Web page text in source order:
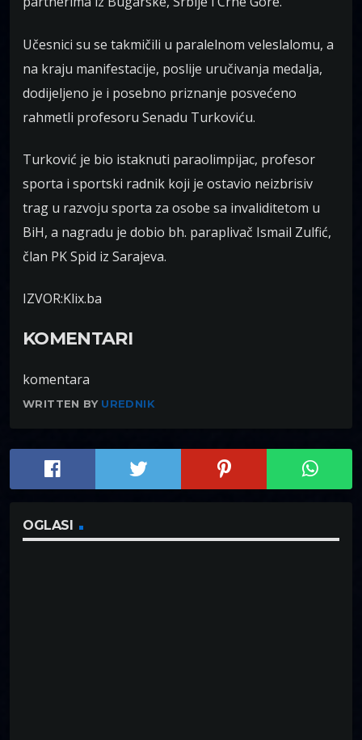
Učesnici su se takmičili u paralelnom veleslalomu, a
na kraju manifestacije, poslije uručivanja medalja,
dodijeljeno je i posebno priznanje posvećeno
rahmetli profesoru Senadu Turkoviću.
Turković je bio istaknuti paraolimpijac, profesor
sporta i sportski radnik koji je ostavio neizbrisiv
trag u razvoju sporta za osobe sa invaliditetom u
BiH, a nagradu je dobio bh. paraplivač Ismail Zulfić,
član PK Spid iz Sarajeva.
IZVOR:Klix.ba
KOMENTARI
komentara
WRITTEN BY UREDNIK
OGLASI